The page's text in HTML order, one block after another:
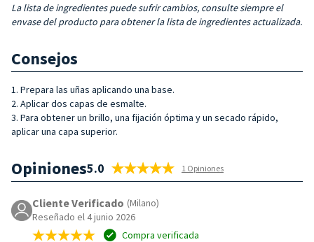
La lista de ingredientes puede sufrir cambios, consulte siempre el
envase del producto para obtener la lista de ingredientes actualizada.
Consejos
1. Prepara las uñas aplicando una base.
2. Aplicar dos capas de esmalte.
3. Para obtener un brillo, una fijación óptima y un secado rápido,
aplicar una capa superior.
Opiniones5.0 1 Opiniones
Cliente Verificado (Milano)
Reseñado el 4 junio 2026
Compra verificada